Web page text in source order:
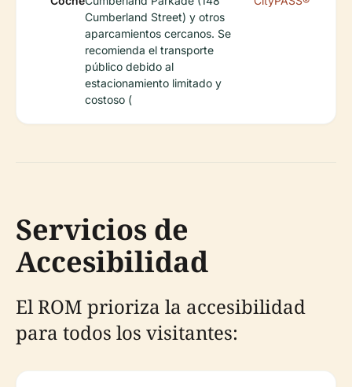
Cumberland Street) y otros
aparcamientos cercanos. Se
recomienda el transporte
público debido al
estacionamiento limitado y
costoso (
Servicios de
Accesibilidad
El ROM prioriza la accesibilidad
para todos los visitantes: